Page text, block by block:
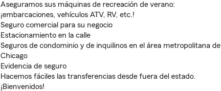
Aseguramos sus máquinas de recreación de verano:
¡embarcaciones, vehículos ATV, RV, etc.!
Seguro comercial para su negocio
Estacionamiento en la calle
Seguros de condominio y de inquilinos en el área metropolitana de
Chicago
Evidencia de seguro
Hacemos fáciles las transferencias desde fuera del estado.
¡Bienvenidos!